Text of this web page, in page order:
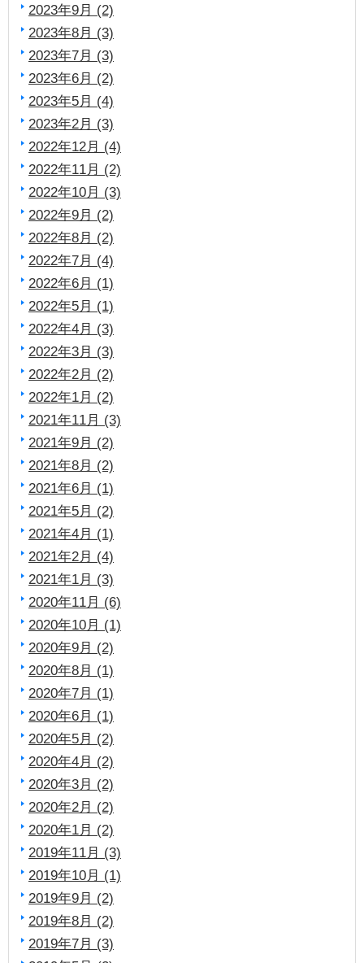
2023年9月 (2)
2023年8月 (3)
2023年7月 (3)
2023年6月 (2)
2023年5月 (4)
2023年2月 (3)
2022年12月 (4)
2022年11月 (2)
2022年10月 (3)
2022年9月 (2)
2022年8月 (2)
2022年7月 (4)
2022年6月 (1)
2022年5月 (1)
2022年4月 (3)
2022年3月 (3)
2022年2月 (2)
2022年1月 (2)
2021年11月 (3)
2021年9月 (2)
2021年8月 (2)
2021年6月 (1)
2021年5月 (2)
2021年4月 (1)
2021年2月 (4)
2021年1月 (3)
2020年11月 (6)
2020年10月 (1)
2020年9月 (2)
2020年8月 (1)
2020年7月 (1)
2020年6月 (1)
2020年5月 (2)
2020年4月 (2)
2020年3月 (2)
2020年2月 (2)
2020年1月 (2)
2019年11月 (3)
2019年10月 (1)
2019年9月 (2)
2019年8月 (2)
2019年7月 (3)